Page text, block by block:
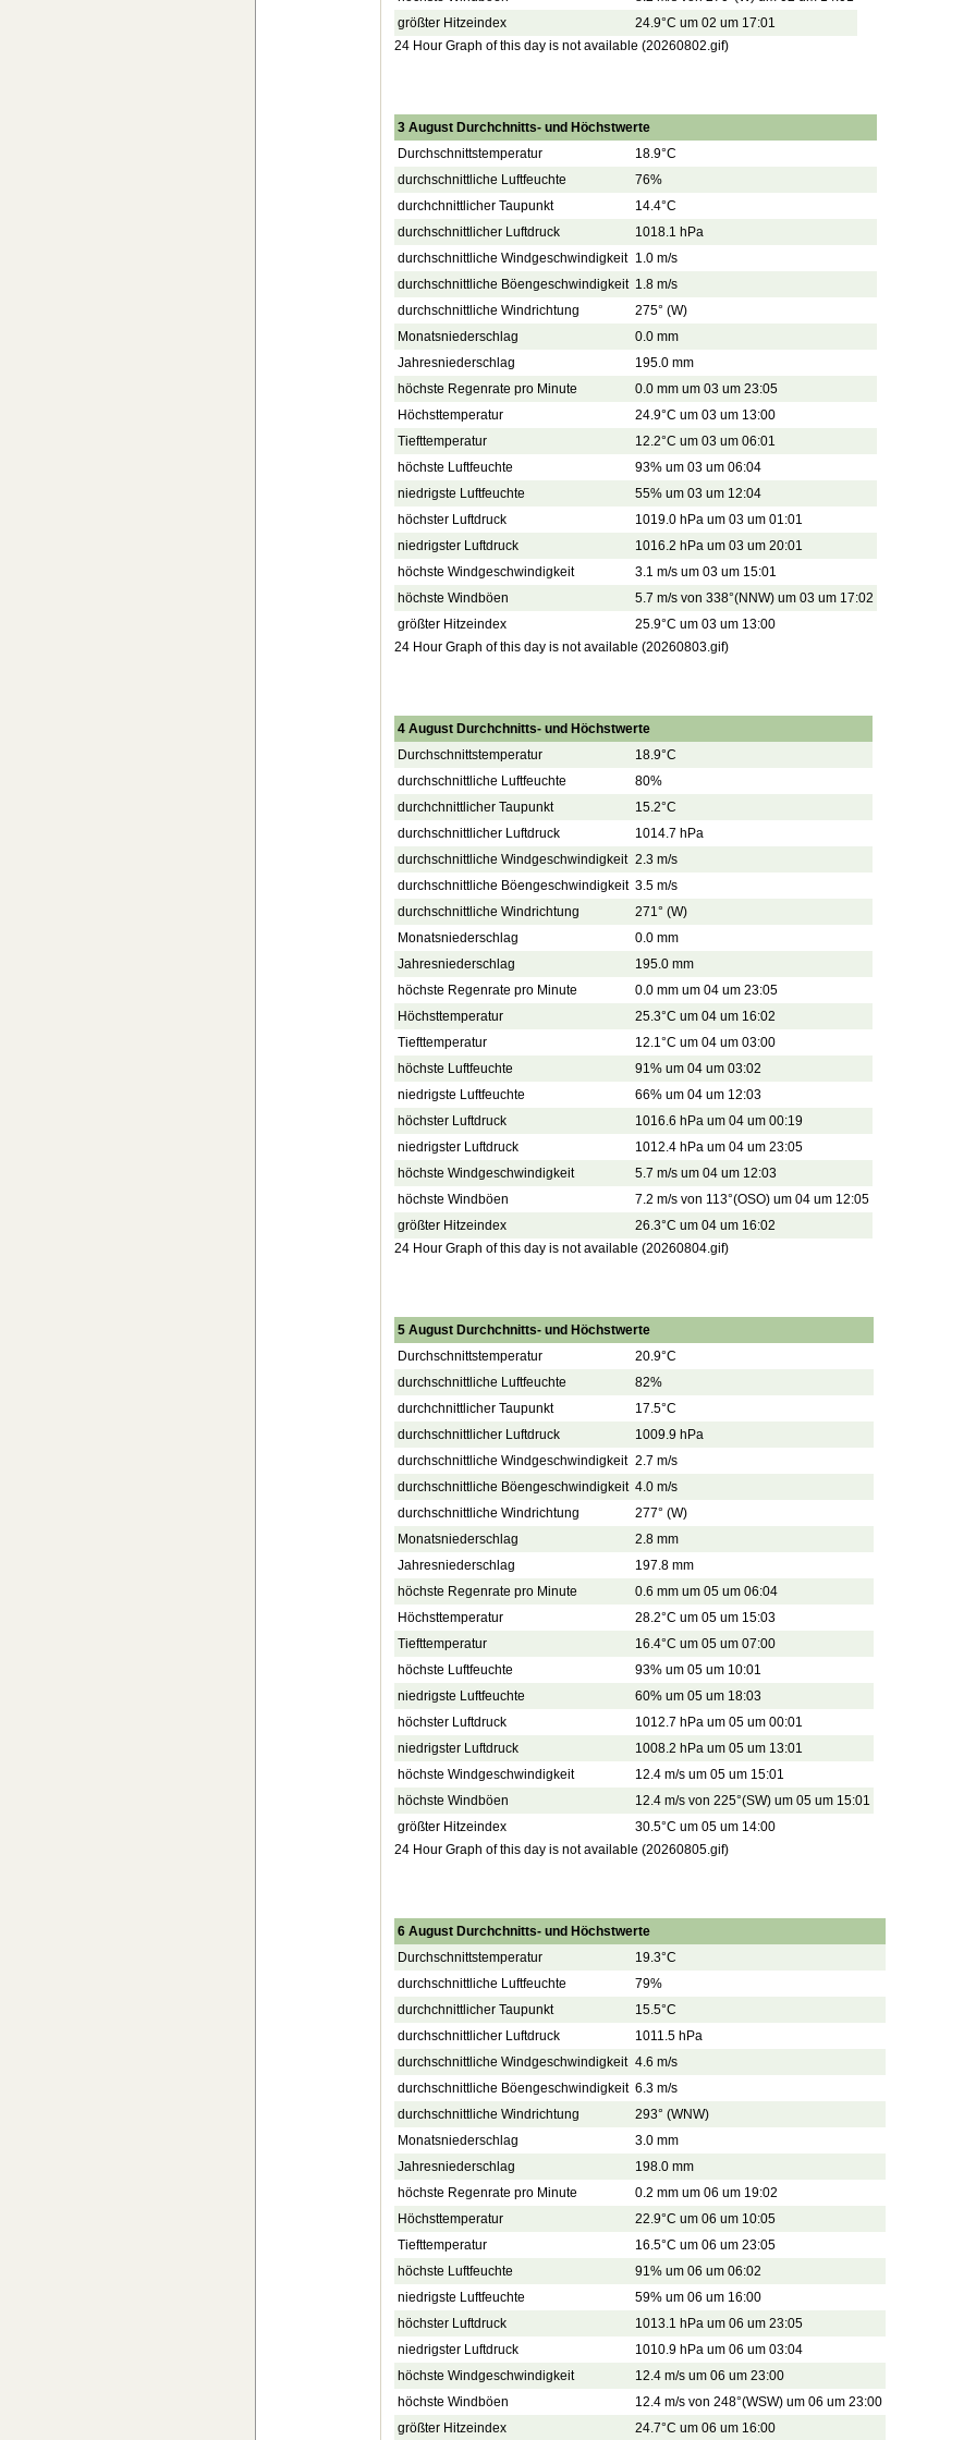
größter Hitzeindex
24.9°C um 02 um 17:01
24 Hour Graph of this day is not available (20260802.gif)
3 August Durchchnitts- und Höchstwerte
Durchschnittstemperatur
18.9°C
durchschnittliche Luftfeuchte
76%
durchchnittlicher Taupunkt
14.4°C
durchschnittlicher Luftdruck
1018.1 hPa
durchschnittliche Windgeschwindigkeit
1.0 m/s
durchschnittliche Böengeschwindigkeit 1.8 m/s
durchschnittliche Windrichtung
275° (W)
Monatsniederschlag
0.0 mm
Jahresniederschlag
195.0 mm
höchste Regenrate pro Minute
0.0 mm um 03 um 23:05
Höchsttemperatur
24.9°C um 03 um 13:00
Tiefttemperatur
12.2°C um 03 um 06:01
höchste Luftfeuchte
93% um 03 um 06:04
niedrigste Luftfeuchte
55% um 03 um 12:04
höchster Luftdruck
1019.0 hPa um 03 um 01:01
niedrigster Luftdruck
1016.2 hPa um 03 um 20:01
höchste Windgeschwindigkeit
3.1 m/s um 03 um 15:01
höchste Windböen
5.7 m/s von 338°(NNW) um 03 um 17:02
größter Hitzeindex
25.9°C um 03 um 13:00
24 Hour Graph of this day is not available (20260803.gif)
4 August Durchchnitts- und Höchstwerte
Durchschnittstemperatur
18.9°C
durchschnittliche Luftfeuchte
80%
durchchnittlicher Taupunkt
15.2°C
durchschnittlicher Luftdruck
1014.7 hPa
durchschnittliche Windgeschwindigkeit 2.3 m/s
durchschnittliche Böengeschwindigkeit 3.5 m/s
durchschnittliche Windrichtung
271° (W)
Monatsniederschlag
0.0 mm
Jahresniederschlag
195.0 mm
höchste Regenrate pro Minute
0.0 mm um 04 um 23:05
Höchsttemperatur
25.3°C um 04 um 16:02
Tiefttemperatur
12.1°C um 04 um 03:00
höchste Luftfeuchte
91% um 04 um 03:02
niedrigste Luftfeuchte
66% um 04 um 12:03
höchster Luftdruck
1016.6 hPa um 04 um 00:19
niedrigster Luftdruck
1012.4 hPa um 04 um 23:05
höchste Windgeschwindigkeit
5.7 m/s um 04 um 12:03
höchste Windböen
7.2 m/s von 113°(OSO) um 04 um 12:05
größter Hitzeindex
26.3°C um 04 um 16:02
24 Hour Graph of this day is not available (20260804.gif)
5 August Durchchnitts- und Höchstwerte
Durchschnittstemperatur
20.9°C
durchschnittliche Luftfeuchte
82%
durchchnittlicher Taupunkt
17.5°C
durchschnittlicher Luftdruck
1009.9 hPa
durchschnittliche Windgeschwindigkeit 2.7 m/s
durchschnittliche Böengeschwindigkeit 4.0 m/s
durchschnittliche Windrichtung
277° (W)
Monatsniederschlag
2.8 mm
Jahresniederschlag
197.8 mm
höchste Regenrate pro Minute
0.6 mm um 05 um 06:04
Höchsttemperatur
28.2°C um 05 um 15:03
Tiefttemperatur
16.4°C um 05 um 07:00
höchste Luftfeuchte
93% um 05 um 10:01
niedrigste Luftfeuchte
60% um 05 um 18:03
höchster Luftdruck
1012.7 hPa um 05 um 00:01
niedrigster Luftdruck
1008.2 hPa um 05 um 13:01
höchste Windgeschwindigkeit
12.4 m/s um 05 um 15:01
höchste Windböen
12.4 m/s von 225°(SW) um 05 um 15:01
größter Hitzeindex
30.5°C um 05 um 14:00
24 Hour Graph of this day is not available (20260805.gif)
6 August Durchchnitts- und Höchstwerte
Durchschnittstemperatur
19.3°C
durchschnittliche Luftfeuchte
79%
durchchnittlicher Taupunkt
15.5°C
durchschnittlicher Luftdruck
1011.5 hPa
durchschnittliche Windgeschwindigkeit 4.6 m/s
durchschnittliche Böengeschwindigkeit 6.3 m/s
durchschnittliche Windrichtung
293° (WNW)
Monatsniederschlag
3.0 mm
Jahresniederschlag
198.0 mm
höchste Regenrate pro Minute
0.2 mm um 06 um 19:02
Höchsttemperatur
22.9°C um 06 um 10:05
Tiefttemperatur
16.5°C um 06 um 23:05
höchste Luftfeuchte
91% um 06 um 06:02
niedrigste Luftfeuchte
59% um 06 um 16:00
höchster Luftdruck
1013.1 hPa um 06 um 23:05
niedrigster Luftdruck
1010.9 hPa um 06 um 03:04
höchste Windgeschwindigkeit
12.4 m/s um 06 um 23:00
höchste Windböen
12.4 m/s von 248°(WSW) um 06 um 23:00
größter Hitzeindex
24.7°C um 06 um 16:00